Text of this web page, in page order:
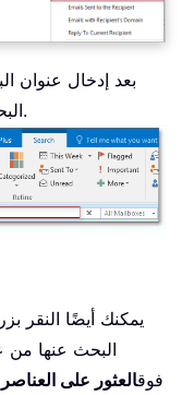
بعد إدخال عنوان
البحث، تم عرض جميع الرسائل الصادرة منه.
البحث عنها من
فوقالعثور على